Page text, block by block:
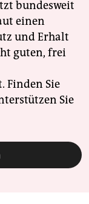
bundesweit
einen
und Erhalt
guten, frei
Finden Sie
Sie